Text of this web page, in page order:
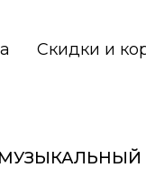
Скидки и
МУЗЫКАЛЬНЫЙ